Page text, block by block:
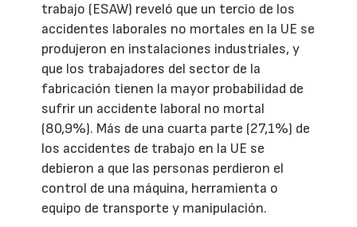
trabajo (ESAW) reveló que un tercio de los
accidentes laborales no mortales en la UE se
produjeron en instalaciones industriales, y
que los trabajadores del sector de la
fabricación tienen la mayor probabilidad de
sufrir un accidente laboral no mortal
(80,9%). Más de una cuarta parte (27,1%) de
los accidentes de trabajo en la UE se
debieron a que las personas perdieron el
control de una máquina, herramienta o
equipo de transporte y manipulación.